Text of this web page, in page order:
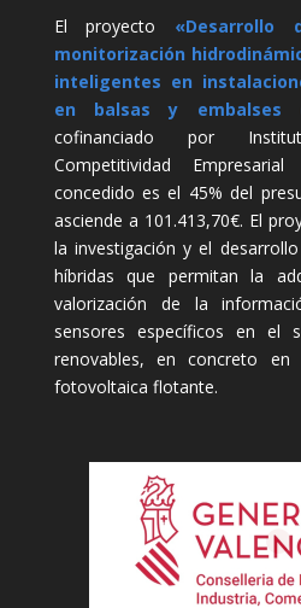
El proyecto
monitorización
inteligentes en
en balsas y embalses
cofinanciado por
Competitividad
concedido es el 45% del
asciende a 101.413,70€. El
la investigación y el
híbridas que permitan la
valorización de la
sensores específicos en el
renovables, en concreto
fotovoltaica flotante.